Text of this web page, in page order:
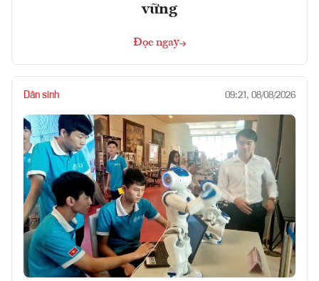
vững
Đọc ngay
Dân sinh 09:21, 08/08/2026